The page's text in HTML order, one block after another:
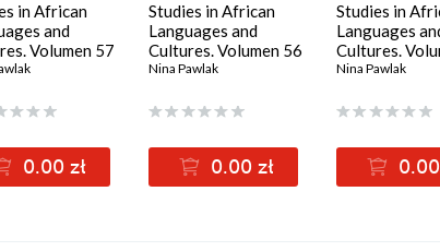
Jibril
in African
and
Volumen 57
0.00 zł
Studies in African
Languages and
Cultures. Volumen 56
(2022)
Nina Pawlak
0.00 zł
Studies in
Languages
Cultures.
(2021)
Nina Pawlak